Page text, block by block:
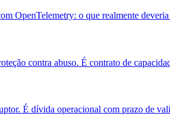
OpenTelemetry: o que realmente deveria
contra abuso. É contrato de
É dívida operacional com prazo de